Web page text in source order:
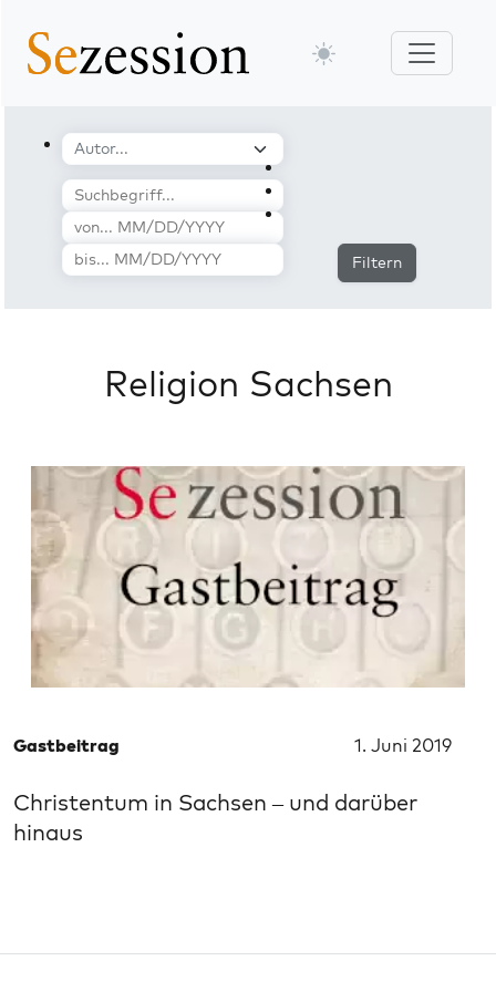
Filtern
Religion Sachsen
Gastbeitrag 1. Juni 2019
Christentum in Sachsen – und darüber
hinaus